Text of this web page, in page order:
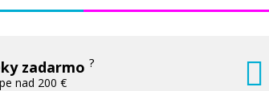
zadarmo?
nad 200 €